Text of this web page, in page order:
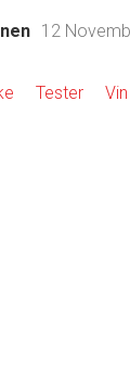
12
Tester Vin